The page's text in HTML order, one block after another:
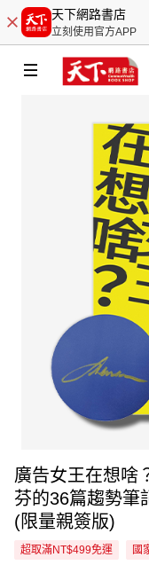
天下網路書店
立刻使用官方APP
廣告女王在想啥
芬的36篇趨勢筆
(限量親簽版)
超取滿NT$499免運 國